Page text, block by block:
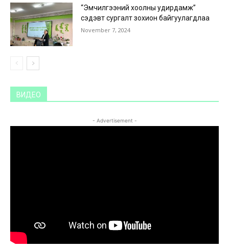
“Эмчилгээний хоолны удирдамж”
сэдэвт сургалт зохион байгуулагдлаа
November 7, 2024
ВИДЕО
- Advertisement -